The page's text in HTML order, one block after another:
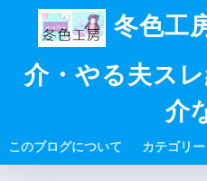
冬色工
介・やる夫ス
介
このブログについて カテゴリー